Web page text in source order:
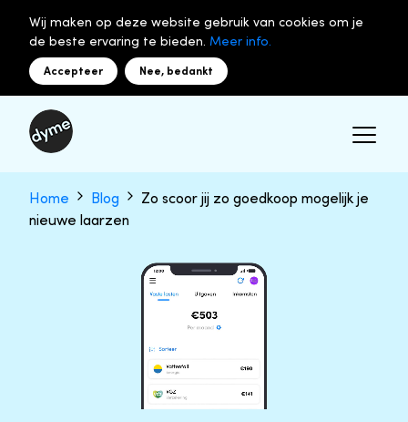
Wij maken op deze website gebruik van cookies om je
de beste ervaring te bieden. Meer info.
Accepteer Nee, bedankt
Home Blog
Zo scoor jij zo goedkoop mogelijk je
nieuwe laarzen